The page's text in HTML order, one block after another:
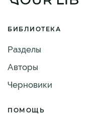
БИБЛИОТЕКА
Разделы
Авторы
Черновики
ПОМОЩЬ